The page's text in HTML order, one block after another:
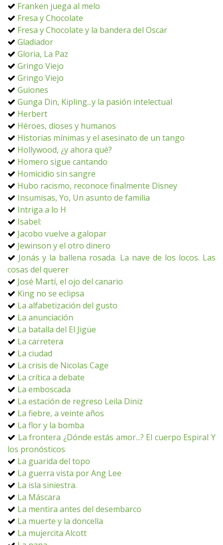
Franken juega al melo
Fresa y Chocolate
Fresa y Chocolate y la bandera del Oscar
Gladiador
Gloria, La Paz
Gringo Viejo
Gringo Viejo
Guiones
Gunga Din, Kipling...y la pasión intelectual
Herbert
Héroes, dioses y humanos
Historias mínimas y el asesinato de un tango
Hollywood, ¿y ahora qué?
Homero sigue cantando
Homicidio sin sangre
Hubo racismo, reconoce finalmente Disney
Insumisas, Yo, Un asunto de familia
Intriga a lo H
Isabel:
Jacobo vuelve a galopar
Jewinson y el otro dinero
Jonás y la ballena rosada. La nave de los locos. Las
cosas del querer
José Martí, el ojo del canario
King no se eclipsa
La alfabetización del gusto
La anunciación
La batalla del El Jigüe
La carretera
La ciudad
La crisis de Nicolas Cage
La crítica a debate
La emboscada
La estación de regreso Leila Diniz
La fiebre, a veinte años
La flor y la bomba
La frontera ¿Dónde estás amor...? El cuerpo Espiral Y
los pronósticos
La guarida del topo
La guerra vista por Ang Lee
La isla siniestra.
La Máscara
La mentira antes del desembarco
La muerte y la doncella
La mujercita Alcott